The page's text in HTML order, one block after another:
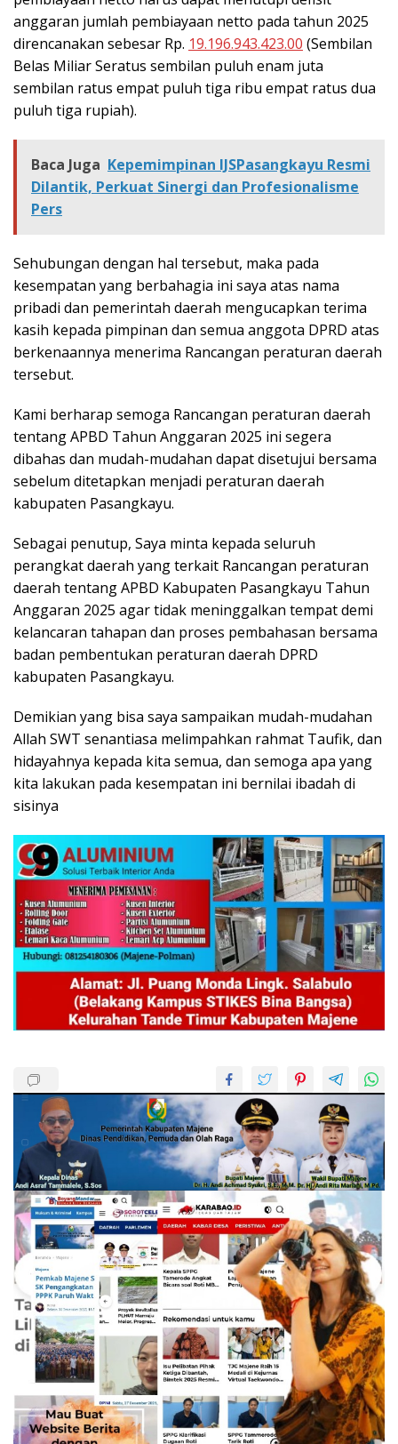
anggaran jumlah pembiayaan netto pada tahun 2025
direncanakan sebesar Rp. 19.196.943.423.00 (Sembilan
Belas Miliar Seratus sembilan puluh enam juta
sembilan ratus empat puluh tiga ribu empat ratus dua
puluh tiga rupiah).
Baca Juga Kepemimpinan IJSPasangkayu Resmi
Dilantik, Perkuat Sinergi dan Profesionalisme
Pers
Sehubungan dengan hal tersebut, maka pada
kesempatan yang berbahagia ini saya atas nama
pribadi dan pemerintah daerah mengucapkan terima
kasih kepada pimpinan dan semua anggota DPRD atas
berkenaannya menerima Rancangan peraturan daerah
tersebut.
Kami berharap semoga Rancangan peraturan daerah
tentang APBD Tahun Anggaran 2025 ini segera
dibahas dan mudah-mudahan dapat disetujui bersama
sebelum ditetapkan menjadi peraturan daerah
kabupaten Pasangkayu.
Sebagai penutup, Saya minta kepada seluruh
perangkat daerah yang terkait Rancangan peraturan
daerah tentang APBD Kabupaten Pasangkayu Tahun
Anggaran 2025 agar tidak meninggalkan tempat demi
kelancaran tahapan dan proses pembahasan bersama
badan pembentukan peraturan daerah DPRD
kabupaten Pasangkayu.
Demikian yang bisa saya sampaikan mudah-mudahan
Allah SWT senantiasa melimpahkan rahmat Taufik, dan
hidayahnya kepada kita semua, dan semoga apa yang
kita lakukan pada kesempatan ini bernilai ibadah di
sisinya